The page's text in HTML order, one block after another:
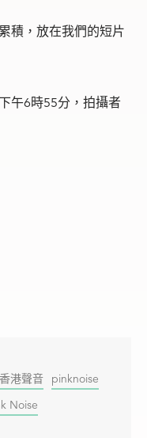
積，放在我們的短片
午6時55分，拍攝者
港聲音
pinknoise
Noise